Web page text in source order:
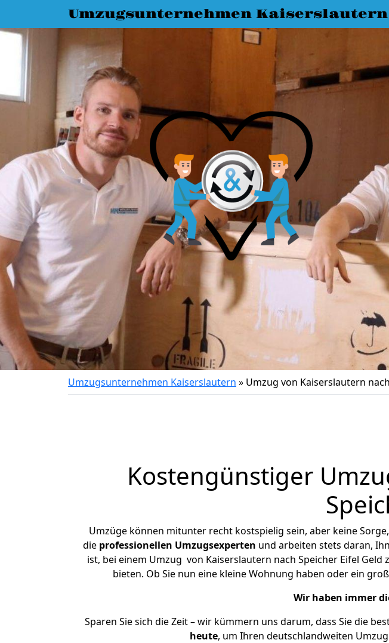
Umzugsunternehmen Kaiserslautern
Umzugsunternehmen Kaiserslautern » Umzug von Kaiserslautern
Kostengünstiger
Umzüge können mitunter recht kostspielig sein, aber keine
die professionellen Umzugsexperten und arbeiten stets daran,
ist, bei einem Umzug von Kaiserslautern nach Speicher Eifel
bieten. Ob Sie nun eine kleine Wohnung haben oder ein
Wir haben immer
Sparen Sie sich die Zeit – wir kümmern uns darum, dass Sie die
heute, um Ihren deutschlandweiten